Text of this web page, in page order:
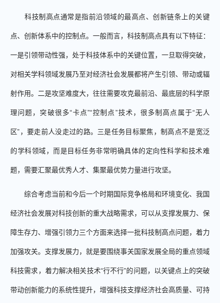
科技制高点通常是指前沿领域的最高点、创新链条上的关键
点、创新体系中的控制点。一般而言，科技制高点具有以下特征：
一是引领带动性强，处于科技体系中的关键位置，一旦取得突破，
对相关学科领域发展乃至对经济社会发展都将产生引领、带动或辐
射作用。二是攻坚难度大，往往需要攻克最前沿、最底层的科学原
理问题，突破很多“卡点”“控制点”技术，很多制高点属于“无人
区”，要走前人没走过的路。三是任务目标聚焦，制高点不是宽泛
的学科领域，而是目标任务非常明确具体的定向性科学和技术难
题，需要汇聚最优秀人才、集聚最优势力量进行攻坚。
综合考虑当前和今后一个时期国际竞争格局和环境变化、我国
经济社会发展对科技创新的重大战略需求，可以从支撑发展力、保
障生存力、增强引领力三个方面来选择一批科技制高点问题，着力
加强攻关。支撑发展力，就是要围绕事关国家发展全局的重点领域
科技需求，着力解决相关技术“行不行”的问题，以关键点上的突破
带动创新能力的系统性提升，增强科技支撑经济社会高质量、可持